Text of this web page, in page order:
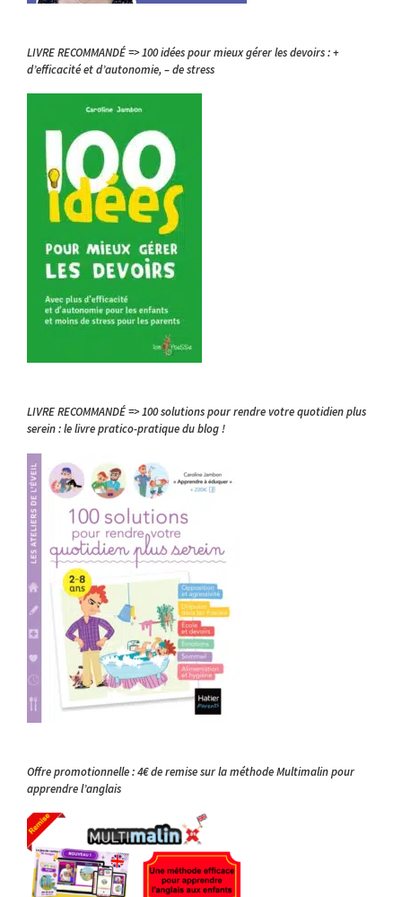
LIVRE RECOMMANDÉ => 100 idées pour mieux gérer les devoirs : +
d’efficacité et d’autonomie, – de stress
LIVRE RECOMMANDÉ => 100 solutions pour rendre votre quotidien plus
serein : le livre pratico-pratique du blog !
Offre promotionnelle : 4€ de remise sur la méthode Multimalin pour
apprendre l’anglais